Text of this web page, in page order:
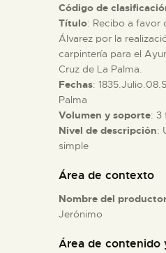
DIDÁCTICA
ESPAÑOL
Código de
Título: Recibo a favor
Álvarez por la
carpintería para el
Cruz de La Palma.
Fechas:
Palma
Volumen y soporte: 3
Nivel de descripción:
simple
Área de contexto
Nombre del
Jerónimo
Área de contenido